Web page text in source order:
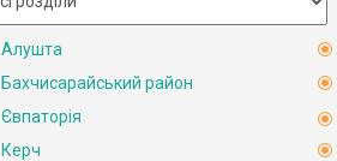
Алушта
Бахчисарайський район
Євпаторія
Керч